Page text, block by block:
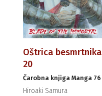
Oštrica besmrtnika
20
Čarobna knjiga Manga 76
Hiroaki Samura